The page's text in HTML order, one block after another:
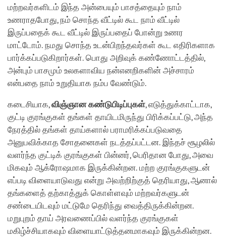
மற்றவர்களிடம் இந்த அன்பையும் பாசத்தையும் நாம்
உணராதபோது, நம் சொந்த வீட்டில் கூட நாம் வீட்டில்
இருப்பதைக் கூட வீட்டில் இருப்பதைப் போன்று உணர
மாட்டோம். நமது சொந்த உடன்பிறந்தவர்கள் கூட எதிரிகளாக
பார்க்கப்படுகிறார்கள். பொது அறிவுக் கண்ணோட்டத்தில்,
அன்பும் பாசமும் உலகளாவிய நன்எனறிகளின் அச்சாரம்
என்பதை நாம் உறுதியாக நம்ப வேண்டும்.
கடைசியாக,விஞ்ஞான கண்டுபிடிப்புகள், எடுத்துக்காட்டாக,
குட்டி குரங்குகள் தங்கள் தாயிடமிருந்து பிரிக்கப்பட்டு, அந்த
நேரத்தில் தங்கள் தாய்களால் பராமரிக்கப்படுவதை
அனுபவிக்காத சோதனைகள் நடத்தப்பட்டன. இந்தச் சூழலில்
வளர்ந்த குட்டிக் குரங்குகள் பின்னர், பெரிதான போது, அவை
மிகவும் ஆக்ரோஷமாக இருக்கின்றன. மற்ற குரங்குகளுடன்
எப்படி விளையாடுவது என்று அவற்றிற்குத் தெரியாது, ஆனால்
தங்களைத் தற்காத்துக் கொள்ளவும் மற்றவர்களுடன்
சண்டையிடவும் மட்டுமே தெரிந்து வைத்திருக்கின்றன.
மறுபுறம் தாய் அரவணைப்பில் வளர்ந்த குரங்குகள்
மகிழ்ச்சியாகவும் விளையாட்டுத்தனமாகவும் இருக்கின்றன.